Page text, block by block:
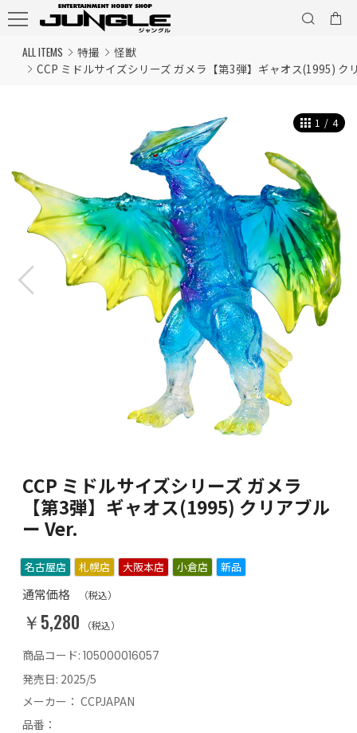
ALL ITEMS 特撮
怪獣
CCP ミドルサイズシリーズ ガメラ【第3弾】ギャオス(1995) ク
1 / 4
CCP ミドルサイズシリーズ ガメラ
【第3弾】ギャオス(1995) クリアブル
ー Ver.
名古屋店 札幌店 大阪本店 小倉店 新品
通常価格 （税込）
￥5,280 （税込）
商品コード: 105000016057
発売日: 2025/5
メーカー： CCPJAPAN
品番：